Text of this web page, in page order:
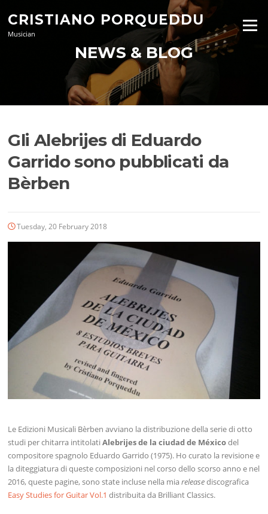
content
CRISTIANO PORQUEDDU
Musician
Menu
NEWS & BLOG
Gli Alebrijes di Eduardo
Garrido sono pubblicati da
Bèrben
Tuesday, 20 February 2018
Le Edizioni Musicali Bèrben avviano la distribuzione della serie di otto
studi per chitarra intitolatiAlebrijes de la ciudad de Méxicodel
compositore spagnolo Eduardo Garrido (1975). Ho curato la revisione e
la diteggiatura di queste composizioni nel corso dello scorso anno e nel
2016, queste pagine, sono state incluse nella miareleasediscografica
Easy Studies for Guitar Vol.1 distribuita da Brilliant Classics.